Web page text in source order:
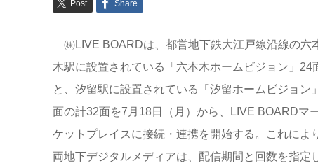
Post Share
㈱LIVE BOARDは、都営地下鉄大江戸線沿線の六
木駅に設置されている「六本木ホームビジョン」24
と、汐留駅に設置されている「汐留ホームビジョン
面の計32面を7月18日（月）から、LIVE BOARDマ
ケットプレイスに接続・連携を開始する。これによ
両地下デジタルメディアは、配信期間と回数を指定